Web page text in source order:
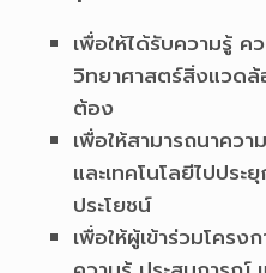
เพื่อให้ได้รับความรู้ ค
วิทยาศาสตร์สิ่งแวดล้
ต้อง
เพื่อให้สามารถนาคว
และเทคโนโลยีไปประ
ประโยชน์
เพื่อให้ผู้เข้าร่วมโครง